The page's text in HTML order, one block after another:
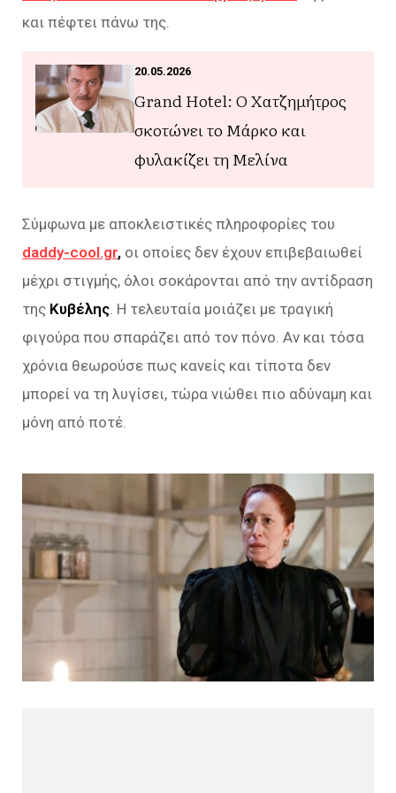
και πέφτει πάνω της.
20.05.2026
Grand Hotel: Ο Χατζημήτρος
σκοτώνει το Μάρκο και
φυλακίζει τη Μελίνα
Σύμφωνα με αποκλειστικές πληροφορίες του
daddy-cool.gr, οι οποίες δεν έχουν επιβεβαιωθεί
μέχρι στιγμής, όλοι σοκάρονται από την αντίδραση
της Κυβέλης. Η τελευταία μοιάζει με τραγική
φιγούρα που σπαράζει από τον πόνο. Αν και τόσα
χρόνια θεωρούσε πως κανείς και τίποτα δεν
μπορεί να τη λυγίσει, τώρα νιώθει πιο αδύναμη και
μόνη από ποτέ.